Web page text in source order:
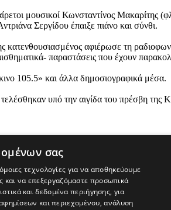
μουσικοί Κωνσταντίνος
Σεργίδου έπαιξε πιάνο και σύνθι.
αφιέρωσε τη
παραστάσεις που έχουν
105.5» και άλλα δημοσιογραφικά μέσα.
υπό την αιγίδα του πρέσβη
σας
τεχνολογίες για να αποθηκεύουμε
να επεξεργαζόμαστε προσωπικά
και δεδομένα περιήγησης, για
και περιεχομένου, ανάλυση